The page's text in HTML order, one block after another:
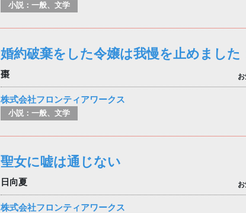
小説：一般、文学
婚約破棄をした令嬢は我慢を止めました
棗
株式会社フロンティアワークス
小説：一般、文学
聖女に嘘は通じない
日向夏
株式会社フロンティアワークス